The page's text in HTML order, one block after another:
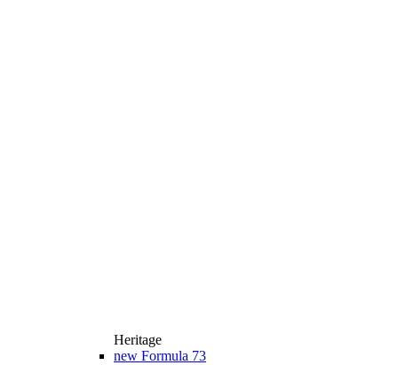
Heritage
new Formula 73